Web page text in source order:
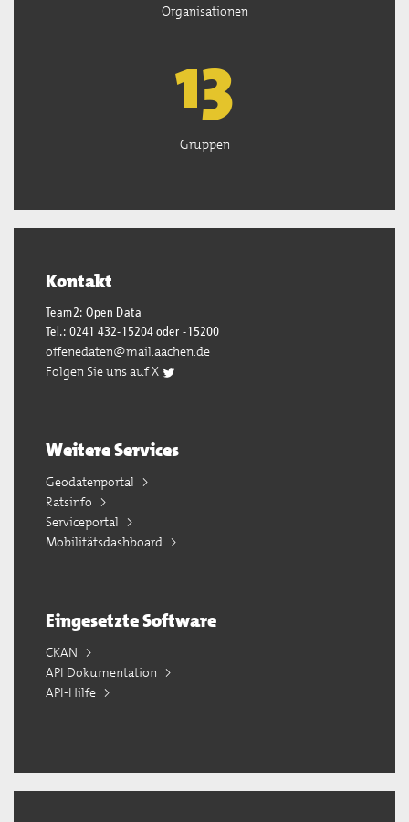
Organisationen
13
Gruppen
Kontakt
Team2: Open Data
Tel.: 0241 432-15204 oder -15200
offenedaten@mail.aachen.de
Folgen Sie uns auf X
Weitere Services
Geodatenportal
Ratsinfo
Serviceportal
Mobilitätsdashboard
Eingesetzte Software
CKAN
API Dokumentation
API-Hilfe